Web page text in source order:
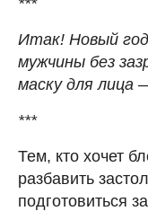
Итак! Новый
мужчины без
маску для лица
***
Тем, кто хочет
разбавить
подготовиться